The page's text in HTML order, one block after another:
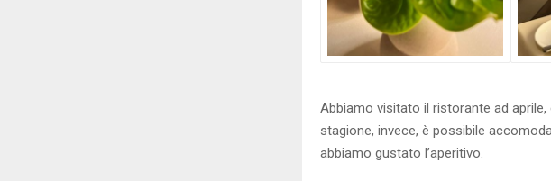
Abbiamo visitato il ristorante ad aprile,
stagione, invece, è possibile
abbiamo gustato l’aperitivo.